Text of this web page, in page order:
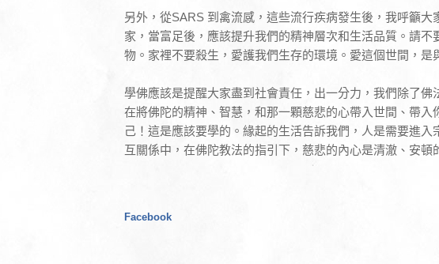
另外，從SARS 到禽流感，這些流行疾病發生後，我呼籲
家，當富足後，應該提升我們的精神層次和生活品質。請
物。家裡不要殺生，愛護我們生存的環境。愛這個世間，是
學佛應該是提醒大家盡到社會責任，出一分力，我們除了佛
在將佛陀的精神、智慧，和那一顆慈悲的心帶入世間、帶
己！這是應該要學的。緣起的生活告訴我們，人是需要進
互關係中，在佛陀教法的指引下，慈悲的內心是清澈、安頓
Facebook